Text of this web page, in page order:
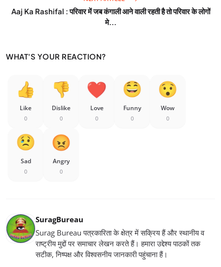
Aaj Ka Rashifal : परिवार में जब कंगाली आने वाली रहती है तो परिवार के लोगों
मे...
WHAT'S YOUR REACTION?
Like
0
Dislike
0
Love
0
Funny
0
Wow
0
Sad
0
Angry
0
SuragBureau
Surag Bureau पत्रकारिता के क्षेत्र में सक्रिय हैं और स्थानीय व
राष्ट्रीय मुद्दों पर समाचार लेखन करते हैं। हमारा उद्देश्य पाठकों तक
सटीक, निष्पक्ष और विश्वसनीय जानकारी पहुंचाना हैं।